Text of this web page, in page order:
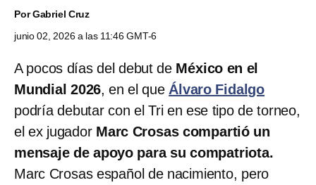
PorGabriel Cruz
junio 02, 2026 a las 11:46 GMT-6
A pocos días del debut de México en el
Mundial 2026, en el que Álvaro Fidalgo
podría debutar con el Tri en ese tipo de torneo,
el ex jugador Marc Crosas compartió un
mensaje de apoyo para su compatriota.
Marc Crosas español de nacimiento, pero